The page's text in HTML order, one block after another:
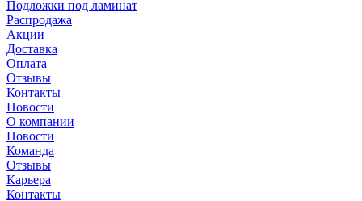
Подложки под ламинат
Распродажа
Акции
Доставка
Оплата
Отзывы
Контакты
Новости
О компании
Новости
Команда
Отзывы
Карьера
Контакты